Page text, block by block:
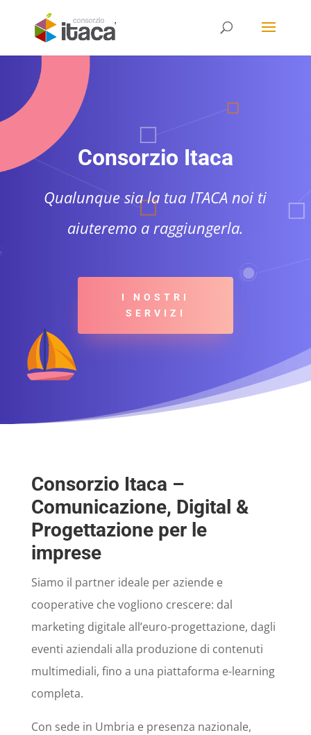
Consorzio Itaca
Qualunque sia la tua ITACA noi ti
aiuteremo a raggiungerla.
I NOSTRI
SERVIZI
Consorzio Itaca –
Comunicazione, Digital &
Progettazione per le
imprese
Siamo il partner ideale per aziende e
cooperative che vogliono crescere: dal
marketing digitale all’euro-progettazione, dagli
eventi aziendali alla produzione di contenuti
multimediali, fino a una piattaforma e-learning
completa.
Con sede in Umbria e presenza nazionale,